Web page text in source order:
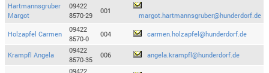
Hartmannsgruber
Margot
09422
8570-29
001
margot.hartmannsgruber@hunderdorf.de
Holzapfel Carmen
09422
8570-0
004 carmen.holzapfel@hunderdorf.de
Krampfl Angela
09422
8570-35
006 angela.krampfl@hunderdorf.de
09422